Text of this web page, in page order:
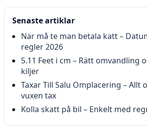
Senaste artiklar
När må te man betala katt –
regler 2026
5.11 Feet i cm – Rätt omvandling
kiljer
Taxar Till Salu Omplacering – Allt
vuxen tax
Kolla skatt på bil – Enkelt med